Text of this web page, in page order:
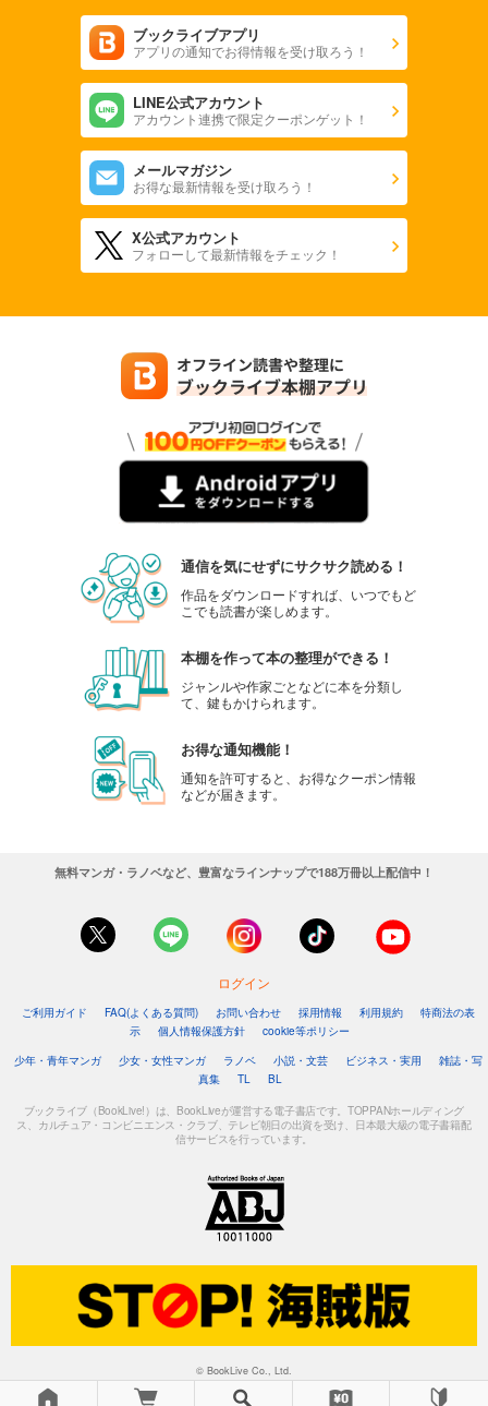
ブックライブアプリ
アプリの通知でお得情報を受け取ろう！
LINE公式アカウント
アカウント連携で限定クーポンゲット！
メールマガジン
お得な最新情報を受け取ろう！
X公式アカウント
フォローして最新情報をチェック！
通信を気にせずにサクサク読める！
作品をダウンロードすれば、いつでもど
こでも読書が楽しめます。
本棚を作って本の整理ができる！
ジャンルや作家ごとなどに本を分類し
て、鍵もかけられます。
お得な通知機能！
通知を許可すると、お得なクーポン情報
などが届きます。
無料マンガ・ラノベなど、豊富なラインナップで188万冊以上配信中！
ログイン
ご利用ガイド FAQ(よくある質問) お問い合わせ 採用情報 利用規約
特商法の表
示
個人情報保護方針
cookie等ポリシー
少年・青年マンガ
少女・女性マンガ ラノベ 小説・文芸 ビジネス・実用
雑誌・写
真集
TL BL
ブックライブ（BookLive!）は、BookLiveが運営する電子書店です。TOPPANホールディング
ス、カルチュア・コンビニエンス・クラブ、テレビ朝日の出資を受け、日本最大級の電子書籍配
信サービスを行っています。
© BookLive Co., Ltd.